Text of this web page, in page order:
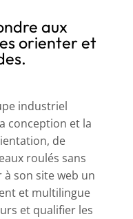
aux
orienter et
industriel
conception et la
de
roulés sans
son site web un
et multilingue
et qualifier les